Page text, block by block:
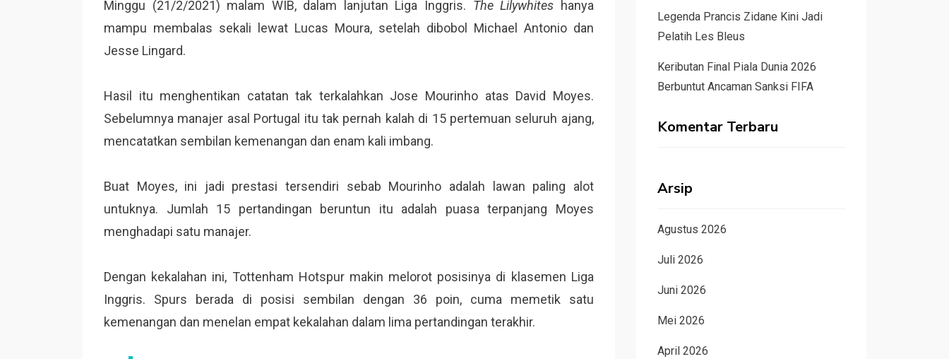
Minggu (21/2/2021) malam WIB, dalam lanjutan Liga Inggris. The Lilywhites hanya
mampu membalas sekali lewat Lucas Moura, setelah dibobol Michael Antonio dan
Jesse Lingard.
Hasil itu menghentikan catatan tak terkalahkan Jose Mourinho atas David Moyes.
Sebelumnya manajer asal Portugal itu tak pernah kalah di 15 pertemuan seluruh ajang,
mencatatkan sembilan kemenangan dan enam kali imbang.
Buat Moyes, ini jadi prestasi tersendiri sebab Mourinho adalah lawan paling alot
untuknya. Jumlah 15 pertandingan beruntun itu adalah puasa terpanjang Moyes
menghadapi satu manajer.
Dengan kekalahan ini, Tottenham Hotspur makin melorot posisinya di klasemen Liga
Inggris. Spurs berada di posisi sembilan dengan 36 poin, cuma memetik satu
kemenangan dan menelan empat kekalahan dalam lima pertandingan terakhir.
Legenda Prancis Zidane Kini Jadi
Pelatih Les Bleus
Keributan Final Piala Dunia 2026
Berbuntut Ancaman Sanksi FIFA
Komentar Terbaru
Arsip
Agustus 2026
Juli 2026
Juni 2026
Mei 2026
April 2026